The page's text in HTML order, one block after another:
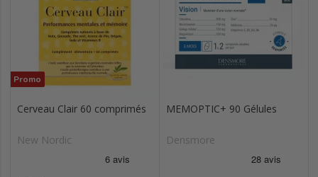
Promo
Cerveau Clair 60 comprimés
New Nordic
MEMOPTIC+ 90 Gélules
Densmore